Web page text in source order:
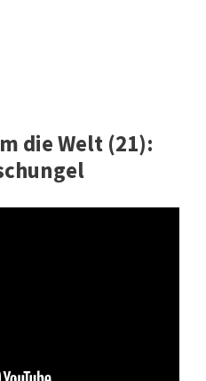
die Welt (21):